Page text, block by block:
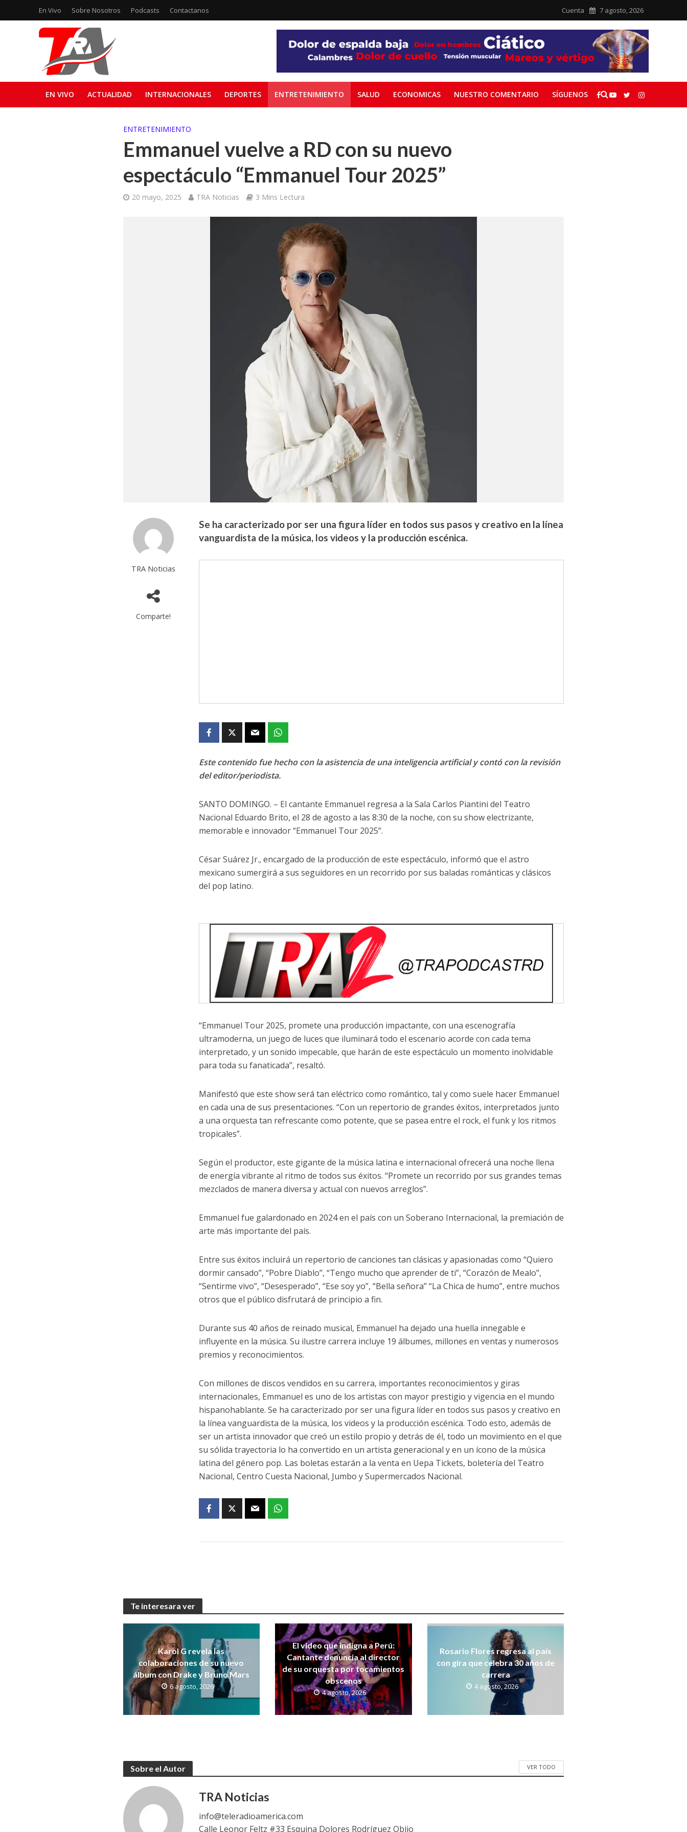
En Vivo Sobre Nosotros Podcasts Contactanos Cuenta 7 agosto, 2026
EN VIVO ACTUALIDAD INTERNACIONALES DEPORTES ENTRETENIMIENTO SALUD ECONOMICAS NUESTRO COMENTARIO SÍGUENOS
ENTRETENIMIENTO
Emmanuel vuelve a RD con su nuevo
espectáculo “Emmanuel Tour 2025”
20 mayo, 2025 TRA Noticias 3 Mins Lectura
TRA Noticias
Comparte!
Se ha caracterizado por ser una figura líder en todos sus pasos y creativo en la línea
vanguardista de la música, los videos y la producción escénica.
Este contenido fue hecho con la asistencia de una inteligencia artificial y contó con la revisión
del editor/periodista.
SANTO DOMINGO. – El cantante Emmanuel regresa a la Sala Carlos Piantini del Teatro
Nacional Eduardo Brito, el 28 de agosto a las 8:30 de la noche, con su show electrizante,
memorable e innovador “Emmanuel Tour 2025”.
César Suárez Jr., encargado de la producción de este espectáculo, informó que el astro
mexicano sumergirá a sus seguidores en un recorrido por sus baladas románticas y clásicos
del pop latino.
“Emmanuel Tour 2025, promete una producción impactante, con una escenografía
ultramoderna, un juego de luces que iluminará todo el escenario acorde con cada tema
interpretado, y un sonido impecable, que harán de este espectáculo un momento inolvidable
para toda su fanaticada”, resaltó.
Manifestó que este show será tan eléctrico como romántico, tal y como suele hacer Emmanuel
en cada una de sus presentaciones. “Con un repertorio de grandes éxitos, interpretados junto
a una orquesta tan refrescante como potente, que se pasea entre el rock, el funk y los ritmos
tropicales”.
Según el productor, este gigante de la música latina e internacional ofrecerá una noche llena
de energía vibrante al ritmo de todos sus éxitos. “Promete un recorrido por sus grandes temas
mezclados de manera diversa y actual con nuevos arreglos”.
Emmanuel fue galardonado en 2024 en el país con un Soberano Internacional, la premiación de
arte más importante del país.
Entre sus éxitos incluirá un repertorio de canciones tan clásicas y apasionadas como “Quiero
dormir cansado”, “Pobre Diablo”, “Tengo mucho que aprender de ti”, “Corazón de Mealo”,
“Sentirme vivo”, “Desesperado”, “Ese soy yo”, “Bella señora” “La Chica de humo”, entre muchos
otros que el público disfrutará de principio a fin.
Durante sus 40 años de reinado musical, Emmanuel ha dejado una huella innegable e
influyente en la música. Su ilustre carrera incluye 19 álbumes, millones en ventas y numerosos
premios y reconocimientos.
Con millones de discos vendidos en su carrera, importantes reconocimientos y giras
internacionales, Emmanuel es uno de los artistas con mayor prestigio y vigencia en el mundo
hispanohablante. Se ha caracterizado por ser una figura líder en todos sus pasos y creativo en
la línea vanguardista de la música, los videos y la producción escénica. Todo esto, además de
ser un artista innovador que creó un estilo propio y detrás de él, todo un movimiento en el que
su sólida trayectoria lo ha convertido en un artista generacional y en un ícono de la música
latina del género pop. Las boletas estarán a la venta en Uepa Tickets, boletería del Teatro
Nacional, Centro Cuesta Nacional, Jumbo y Supermercados Nacional.
Te interesara ver
Karol G revela las
colaboraciones de su nuevo
álbum con Drake y Bruno Mars
6 agosto, 2026
El video que indigna a Perú:
Cantante denuncia al director
de su orquesta por tocamientos
obscenos
4 agosto, 2026
Rosario Flores regresa al país
con gira que celebra 30 años de
carrera
4 agosto, 2026
Sobre el Autor VER TODO
TRA Noticias
info@teleradioamerica.com
Calle Leonor Feltz #33 Esquina Dolores Rodríguez Objio